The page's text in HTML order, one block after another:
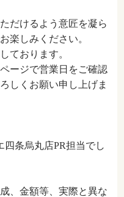
だけるよう意匠を凝ら
楽しみください。
ております。
ージで営業日をご確認
しくお願い申し上げま
四条烏丸店PR担当でし
、金額等、実際と異な